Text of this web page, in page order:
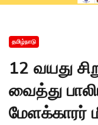
தமிழ்நாடு
12 வயது
வைத்து
மேளக்காரர்